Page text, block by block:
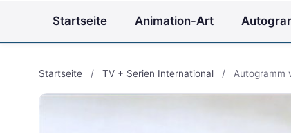
Startseite Animation-Art
Startseite / TV + Serien International / Autogramm